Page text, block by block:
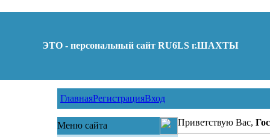
ЭТО - персональный сайт RU6LS г.ШАХТЫ
ГлавнаяРегистрацияВход
Меню сайта Приветствую Вас,